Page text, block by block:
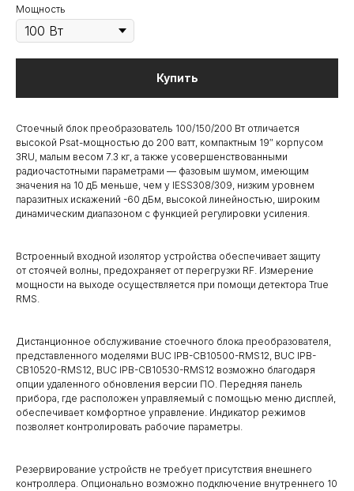
Мощность
Купить
Стоечный блок преобразователь 100/150/200 Вт отличается
высокой Psat-мощностью до 200 ватт, компактным 19″ корпусом
3RU, малым весом 7.3 кг, а также усовершенствованными
радиочастотными параметрами — фазовым шумом, имеющим
значения на 10 дБ меньше, чем у IESS308/309, низким уровнем
паразитных искажений -60 дБм, высокой линейностью, широким
динамическим диапазоном с функцией регулировки усиления.
Встроенный входной изолятор устройства обеспечивает защиту
от стоячей волны, предохраняет от перегрузки RF. Измерение
мощности на выходе осуществляется при помощи детектора True
RMS.
Дистанционное обслуживание стоечного блока преобразователя,
представленного моделями BUC IPB-CB10500-RMS12, BUC IPB-
CB10520-RMS12, BUC IPB-CB10530-RMS12 возможно благодаря
опции удаленного обновления версии ПО. Передняя панель
прибора, где расположен управляемый с помощью меню дисплей,
обеспечивает комфортное управление. Индикатор режимов
позволяет контролировать рабочие параметры.
Резервирование устройств не требует присутствия внешнего
контроллера. Опционально возможно подключение внутреннего 10